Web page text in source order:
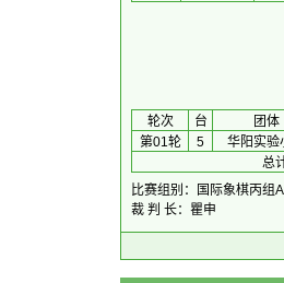
轮次 台 团体
第01轮
5 华阳实验
总
比赛组别：国际象棋丙组A
裁 判 长：瞿申